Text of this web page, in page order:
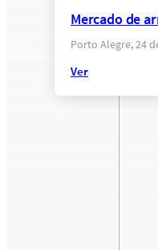
Mercado de
Porto Alegre, 24
Ver